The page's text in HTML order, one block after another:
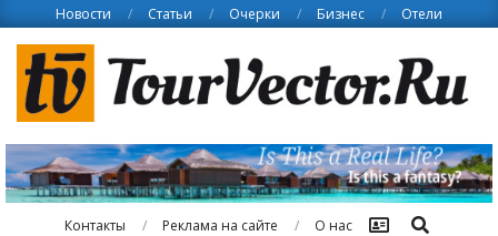
content
Новости Статьи Очерки Бизнес Отели
Контакты Реклама на сайте О нас Поиск